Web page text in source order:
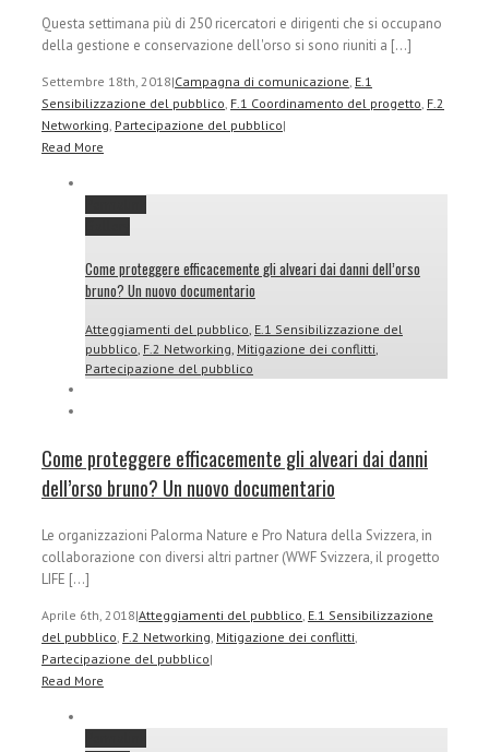
Questa settimana più di 250 ricercatori e dirigenti che si occupano
della gestione e conservazione dell'orso si sono riuniti a [...]
Settembre 18th, 2018|Campagna di comunicazione, E.1
Sensibilizzazione del pubblico, F.1 Coordinamento del progetto, F.2
Networking, Partecipazione del pubblico|
Read More
Come proteggere efficacemente gli alveari dai danni dell’orso
bruno? Un nuovo documentario
Atteggiamenti del pubblico, E.1 Sensibilizzazione del
pubblico, F.2 Networking, Mitigazione dei conflitti,
Partecipazione del pubblico
Come proteggere efficacemente gli alveari dai danni
dell’orso bruno? Un nuovo documentario
Le organizzazioni Palorma Nature e Pro Natura della Svizzera, in
collaborazione con diversi altri partner (WWF Svizzera, il progetto
LIFE [...]
Aprile 6th, 2018|Atteggiamenti del pubblico E.1 Sensibilizzazione
del pubblico F.2 Networking Mitigazione dei conflitti
Partecipazione del pubblico|
Read More